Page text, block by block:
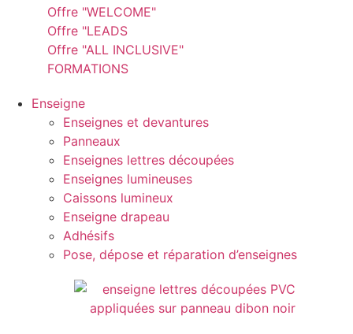
Offre "WELCOME"
Offre "LEADS
Offre "ALL INCLUSIVE"
FORMATIONS
Enseigne
Enseignes et devantures
Panneaux
Enseignes lettres découpées
Enseignes lumineuses
Caissons lumineux
Enseigne drapeau
Adhésifs
Pose, dépose et réparation d’enseignes